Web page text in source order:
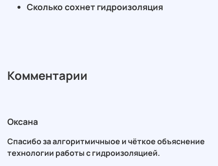
Сколько сохнет гидроизоляция
Комментарии
Оксана
Спасибо за алгоритмичныое и чëткое объяснение
технологии работы с гидроизоляцией.